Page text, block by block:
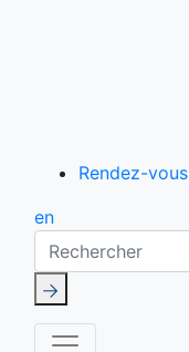
Rendez-vous
en
Rechercher